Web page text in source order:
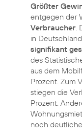
Größter
entgegen der
Verbraucher
in
signifikant
des
aus dem
Prozent. Zum
stiegen die
Prozent.
noch